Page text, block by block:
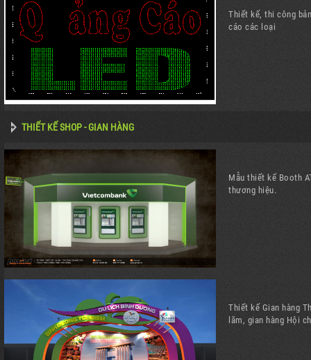
Thiết kế, thi công
cáo các loại
THIẾT KẾ SHOP - GIAN HÀNG
Mẫu thiết kế Booth
thương hiệu.
Thiết kế Gian hàng
lãm, gian hàng Hội